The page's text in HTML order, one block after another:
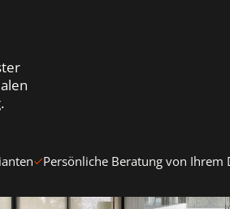
Persönliche Beratung von Ihrem